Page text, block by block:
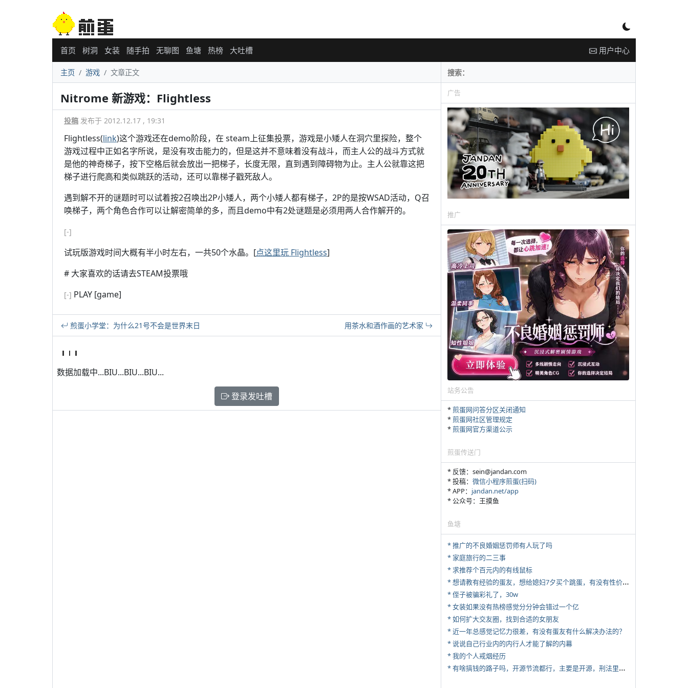
首页 树洞 女装 随手拍 无聊图 鱼塘 热榜 大吐槽 用户中心
主页 游戏 文章正文
Nitrome 新游戏：Flightless
投稿 发布于 2012.12.17 , 19:31
Flightless(link)这个游戏还在demo阶段，在 steam上征集投票，游戏是小矮人在洞穴里探险，整个
游戏过程中正如名字所说，是没有攻击能力的，但是这并不意味着没有战斗，而主人公的战斗方式就
是他的神奇梯子，按下空格后就会放出一把梯子，长度无限，直到遇到障碍物为止。主人公就靠这把
梯子进行爬高和类似跳跃的活动，还可以靠梯子戳死敌人。
遇到解不开的谜题时可以试着按2召唤出2P小矮人，两个小矮人都有梯子，2P的是按WSAD活动，Q召
唤梯子，两个角色合作可以让解密简单的多，而且demo中有2处谜题是必须用两人合作解开的。
[-]
试玩版游戏时间大概有半小时左右，一共50个水晶。[点这里玩 Flightless]
# 大家喜欢的话请去STEAM投票哦
[-] PLAY [game]
煎蛋小学堂：为什么21号不会是世界末日 用茶水和酒作画的艺术家
数据加载中...BIU...BIU...BIU...
登录发吐槽
广告
推广
站务公告
*煎蛋网问答分区关闭通知
*煎蛋网社区管理规定
*煎蛋网官方渠道公示
煎蛋传送门
* 反馈：sein@jandan.com
* 投稿： 微信小程序煎蛋(扫码)
* APP： jandan.net/app
* 公众号：王摸鱼
鱼塘
* 推广的不良婚姻惩罚师有人玩了吗
* 家庭旅行的二三事
* 求推荐个百元内的有线鼠标
*
想请教有经验的蛋友，想给媳妇7夕买个跳蛋，有没有性价比高的推荐
* 侄子被骗彩礼了，30w
* 女装如果没有热榜感觉分分钟会错过一个亿
* 如何扩大交友圈，找到合适的女朋友
* 近一年总感觉记忆力很差，有没有蛋友有什么解决办法的？
* 说说自己行业内的内行人才能了解的内幕
* 我的个人戒烟经历
*
有啥搞钱的路子吗，开源节流都行，主要是开源，刑法里的咱不做